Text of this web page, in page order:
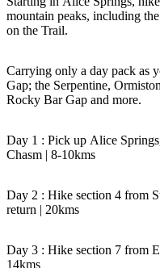
Cerca:
Sign
up
mountain peaks, including
on the Trail.
Carrying only a day pack as
Gap; the Serpentine,
Rocky Bar Gap and more.
Day 1 : Pick up Alice
Chasm | 8-10kms
Day 2 : Hike section 4 from
return | 20kms
Day 3 : Hike section 7 from
14kms